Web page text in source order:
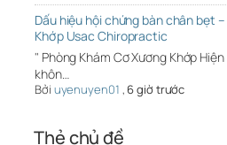
Dấu hiệu hội chứng bàn chân bẹt
Khớp Usac Chiropractic
" Phòng Khám Cơ Xương Khớp
khôn…
Bởi uyenuyen01 , 6 giờ trước
Thẻ chủ đề